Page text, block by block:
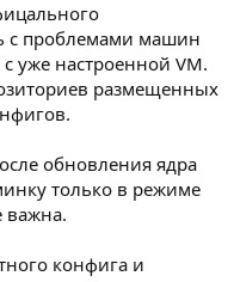
с проблемами машин
уже настроенной VM.
размещенных
обновления ядра
только в режиме
важна.
конфига и